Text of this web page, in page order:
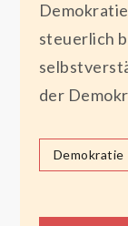
steuerlich
der
Demokratie